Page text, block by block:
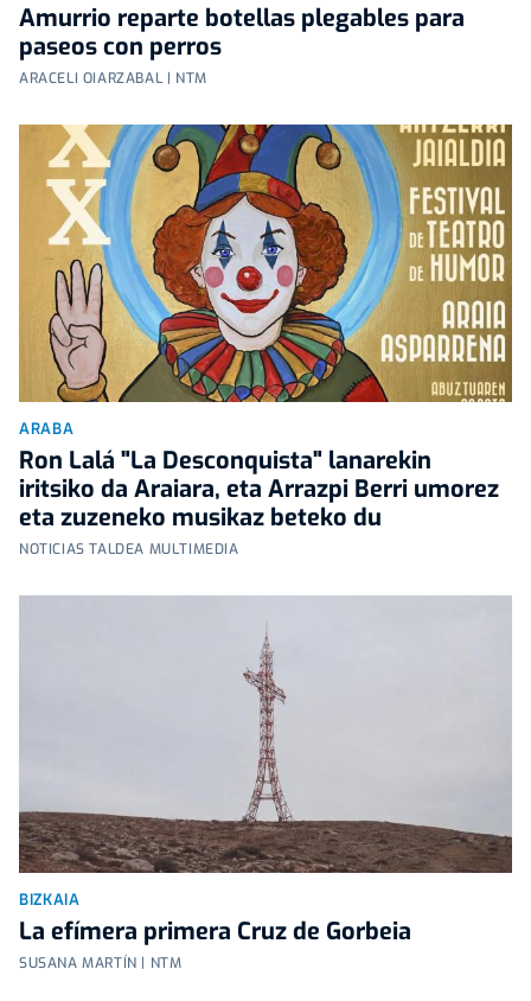
Amurrio reparte botellas plegables para
paseos con perros
ARACELI OIARZABAL | NTM
ARABA
Ron Lalá "La Desconquista" lanarekin
iritsiko da Araiara, eta Arrazpi Berri umorez
eta zuzeneko musikaz beteko du
NOTICIAS TALDEA MULTIMEDIA
BIZKAIA
La efímera primera Cruz de Gorbeia
SUSANA MARTÍN | NTM